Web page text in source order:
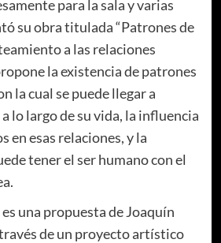
para la sala y varias
su obra titulada “Patrones de
a las relaciones
la existencia de patrones
la cual se puede llegar a
lo largo de su vida, la influencia
en esas relaciones, y la
tener el ser humano con el
es una propuesta de Joaquín
de un proyecto artístico